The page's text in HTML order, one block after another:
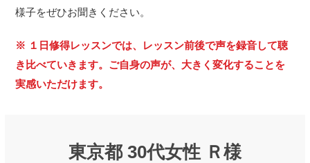
様子をぜひお聞きください。
※ １日修得レッスンでは、レッスン前後で声を録音して聴
き比べていきます。ご自身の声が、大きく変化することを
実感いただけます。
東京都 30代女性 Ｒ様